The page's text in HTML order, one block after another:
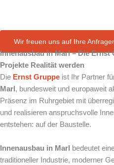
Wir freuen uns auf Ihre
Innenausbau in Marl – Die
Projekte Realität werden
Die Ernst Gruppe ist Ihr Partner
Marl , bundesweit und europaweit
Präsenz im Ruhrgebiet mit
und realisieren anspruchsvolle
entstehen: auf der Baustelle.
Innenausbau in Marl
bedeutet
traditioneller Industrie, moderner